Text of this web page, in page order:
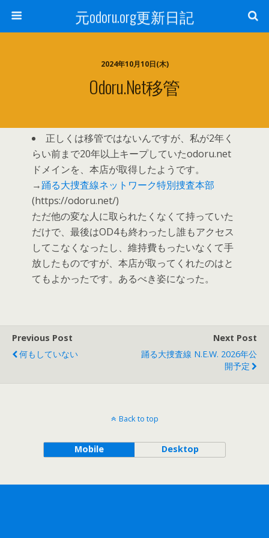
元odoru.org更新日記
2024年10月10日(木)
Odoru.net移管
正しくは移管ではないんですが、私が2年く
らい前まで20年以上キープしていたodoru.net
ドメインを、本店が取得したようです。
→踊る大捜査線ネットワーク特別捜査本部
(https://odoru.net/)
ただ他の変な人に取られたくなくて持っていた
だけで、最後はOD4も終わったし誰もアクセス
してこなくなったし、維持費もったいなくて手
放したものですが、本店が取ってくれたのはと
てもよかったです。あるべき姿になった。
Previous Post
何もしていない
Next Post
踊る大捜査線 N.E.W. 2026年公
開予定
Back to top
Mobile Desktop